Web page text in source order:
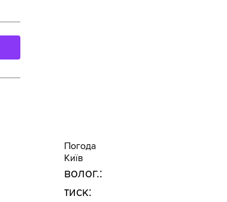
Погода
Київ
волог.:
тиск: